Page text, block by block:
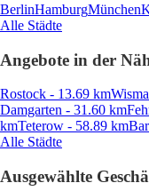
BerlinHamburgMünchen
Alle Städte
Angebote in der
Rostock - 13.69 km
Damgarten - 31.60 km
kmTeterow - 58.89 km
Alle Städte
Ausgewählte